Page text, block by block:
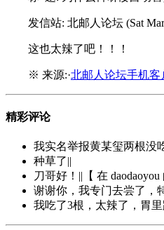
发信站: 北邮人论坛 (Sat
这也太辣了吧！！！
※ 来源:·北邮人论坛手机客
精彩评论
我实名举报黄某玺两根没
种草了||
刀哥好！||【 在
谢谢你，我专门去尝了，
我吃了3根，太辣了，胃